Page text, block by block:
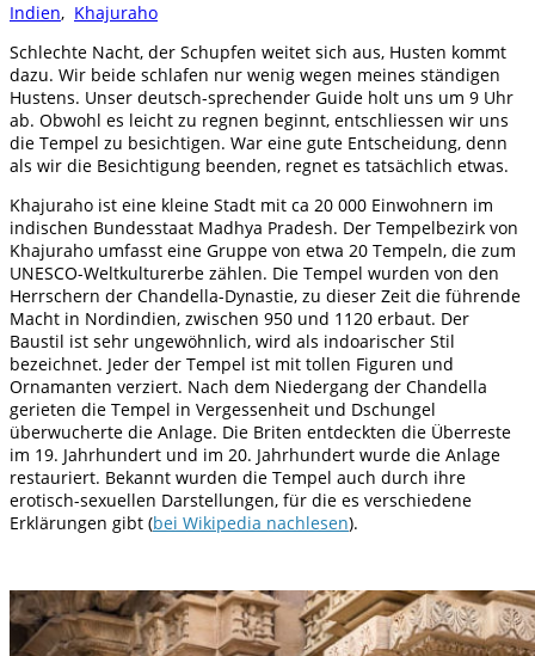
Indien, Khajuraho
Schlechte Nacht, der Schupfen weitet sich aus, Husten kommt
dazu. Wir beide schlafen nur wenig wegen meines ständigen
Hustens. Unser deutsch-sprechender Guide holt uns um 9 Uhr
ab. Obwohl es leicht zu regnen beginnt, entschliessen wir uns
die Tempel zu besichtigen. War eine gute Entscheidung, denn
als wir die Besichtigung beenden, regnet es tatsächlich etwas.
Khajuraho ist eine kleine Stadt mit ca 20 000 Einwohnern im
indischen Bundesstaat Madhya Pradesh. Der Tempelbezirk von
Khajuraho umfasst eine Gruppe von etwa 20 Tempeln, die zum
UNESCO-Weltkulturerbe zählen. Die Tempel wurden von den
Herrschern der Chandella-Dynastie, zu dieser Zeit die führende
Macht in Nordindien, zwischen 950 und 1120 erbaut. Der
Baustil ist sehr ungewöhnlich, wird als indoarischer Stil
bezeichnet. Jeder der Tempel ist mit tollen Figuren und
Ornamanten verziert. Nach dem Niedergang der Chandella
gerieten die Tempel in Vergessenheit und Dschungel
überwucherte die Anlage. Die Briten entdeckten die Überreste
im 19. Jahrhundert und im 20. Jahrhundert wurde die Anlage
restauriert. Bekannt wurden die Tempel auch durch ihre
erotisch-sexuellen Darstellungen, für die es verschiedene
Erklärungen gibt (bei Wikipedia nachlesen).